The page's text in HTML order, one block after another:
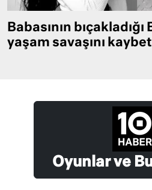
Babasının
yaşam savaşını
Oyunlar ve